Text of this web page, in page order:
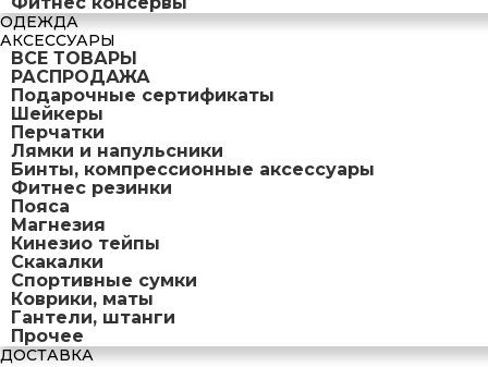
ОДЕЖДА
АКСЕССУАРЫ
ВСЕ ТОВАРЫ
РАСПРОДАЖА
Подарочные сертификаты
Шейкеры
Перчатки
Лямки и напульсники
Бинты, компрессионные аксессуары
Фитнес резинки
Пояса
Магнезия
Кинезио тейпы
Скакалки
Спортивные сумки
Коврики, маты
Гантели, штанги
Прочее
ДОСТАВКА